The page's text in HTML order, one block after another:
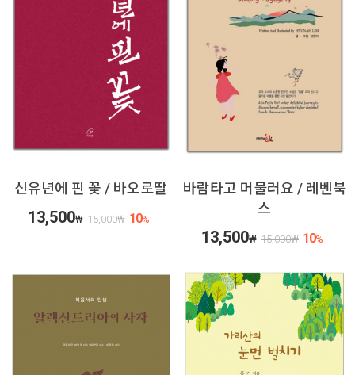
신유년에 핀 꽃 / 바오로딸
13,500₩ 15,000₩ 10%
바람타고 머물러요 / 레벤북
스
13,500₩ 15,000₩ 10%